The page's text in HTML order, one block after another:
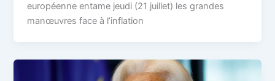
européenne entame jeudi (21 juillet) les grandes
manœuvres face à l’inflation